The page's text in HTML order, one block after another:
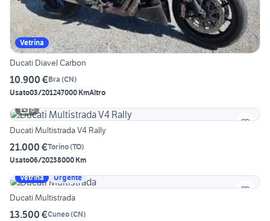
Vetrina
Ducati Diavel Carbon
10.900 €Bra (CN)
Usato03/201247000 KmAltro
6
Ducati Multistrada V4 Rally
21.000 €Torino(TO)
Usato06/20238000 Km
Vetrina
Urgente
Ducati Multistrada
13.500 €Cuneo(CN)